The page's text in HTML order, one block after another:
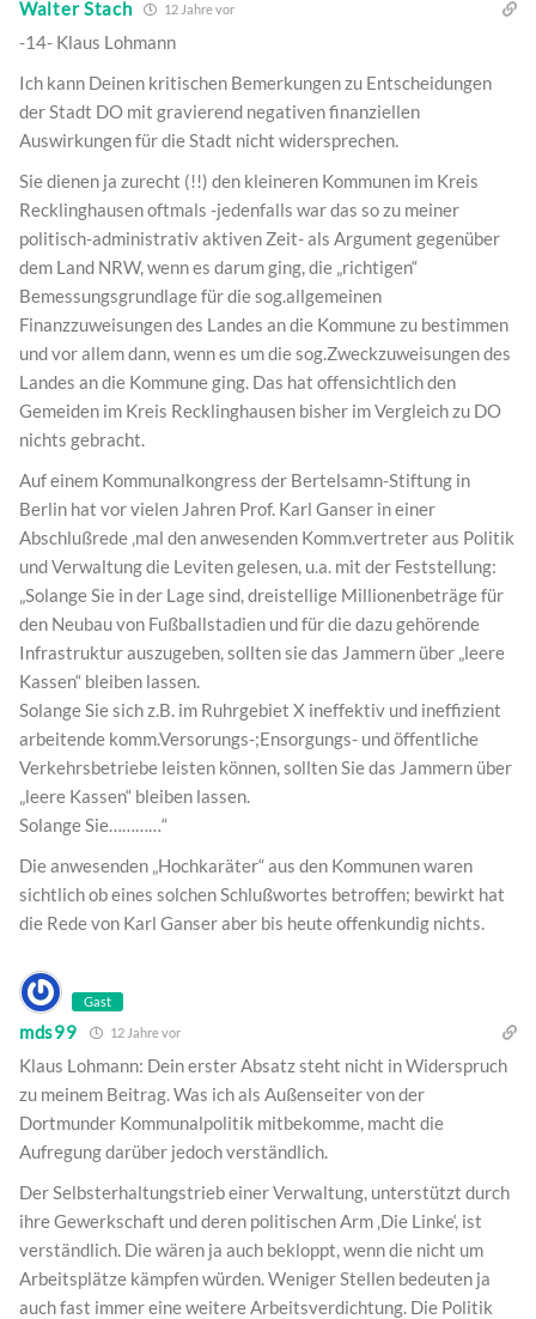
Walter Stach 12 Jahre vor
-14- Klaus Lohmann
Ich kann Deinen kritischen Bemerkungen zu Entscheidungen
der Stadt DO mit gravierend negativen finanziellen
Auswirkungen für die Stadt nicht widersprechen.
Sie dienen ja zurecht (!!) den kleineren Kommunen im Kreis
Recklinghausen oftmals -jedenfalls war das so zu meiner
politisch-administrativ aktiven Zeit- als Argument gegenüber
dem Land NRW, wenn es darum ging, die „richtigen“
Bemessungsgrundlage für die sog.allgemeinen
Finanzzuweisungen des Landes an die Kommune zu bestimmen
und vor allem dann, wenn es um die sog.Zweckzuweisungen des
Landes an die Kommune ging. Das hat offensichtlich den
Gemeiden im Kreis Recklinghausen bisher im Vergleich zu DO
nichts gebracht.
Auf einem Kommunalkongress der Bertelsamn-Stiftung in
Berlin hat vor vielen Jahren Prof. Karl Ganser in einer
Abschlußrede ‚mal den anwesenden Komm.vertreter aus Politik
und Verwaltung die Leviten gelesen, u.a. mit der Feststellung:
„Solange Sie in der Lage sind, dreistellige Millionenbeträge für
den Neubau von Fußballstadien und für die dazu gehörende
Infrastruktur auszugeben, sollten sie das Jammern über „leere
Kassen“ bleiben lassen.
Solange Sie sich z.B. im Ruhrgebiet X ineffektiv und ineffizient
arbeitende komm.Versorungs-;Ensorgungs- und öffentliche
Verkehrsbetriebe leisten können, sollten Sie das Jammern über
„leere Kassen“ bleiben lassen.
Solange Sie…………“
Die anwesenden „Hochkaräter“ aus den Kommunen waren
sichtlich ob eines solchen Schlußwortes betroffen; bewirkt hat
die Rede von Karl Ganser aber bis heute offenkundig nichts.
Gast
mds99 12 Jahre vor
Klaus Lohmann: Dein erster Absatz steht nicht in Widerspruch
zu meinem Beitrag. Was ich als Außenseiter von der
Dortmunder Kommunalpolitik mitbekomme, macht die
Aufregung darüber jedoch verständlich.
Der Selbsterhaltungstrieb einer Verwaltung, unterstützt durch
ihre Gewerkschaft und deren politischen Arm ‚Die Linke‘, ist
verständlich. Die wären ja auch bekloppt, wenn die nicht um
Arbeitsplätze kämpfen würden. Weniger Stellen bedeuten ja
auch fast immer eine weitere Arbeitsverdichtung. Die Politik